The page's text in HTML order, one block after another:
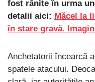
fost rănite în urma
detalii aici: Măcel la
în stare gravă.
Anchetatorii încearcă
spatele atacului.